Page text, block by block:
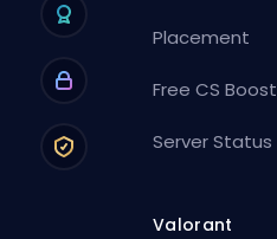
Placement
Free CS Boost
Server Status
Valorant